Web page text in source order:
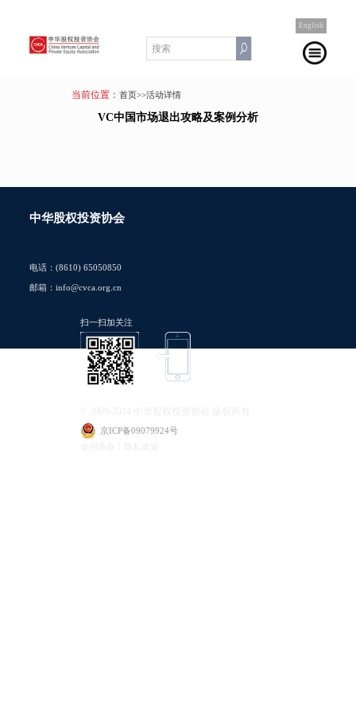
English
当前位置： 首页>>活动详情
VC中国市场退出攻略及案例分析
中华股权投资协会
电话：(8610) 65050850
邮箱：info@cvca.org.cn
扫一扫加关注
京ICP备09079924号